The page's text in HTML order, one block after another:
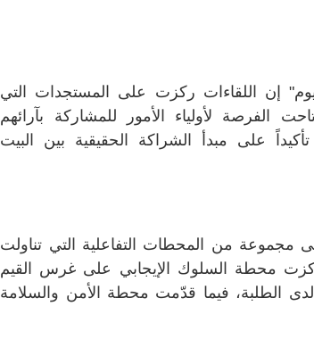
إن اللقاءات ركزت على المستجدات التي
الفرصة لأولياء الأمور للمشاركة بآرائهم
على مبدأ الشراكة الحقيقية بين البيت
مجموعة من المحطات التفاعلية التي تناولت
محطة السلوك الإيجابي على غرس القيم
الطلبة، فيما قدّمت محطة الأمن والسلامة